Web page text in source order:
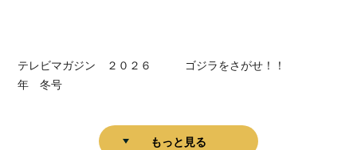
テレビマガジン ２０２６
年 冬号
ゴジラをさがせ！！
もっと見る